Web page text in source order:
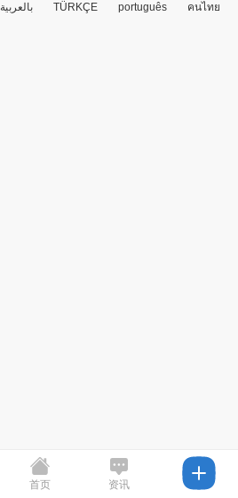
بالعربية
TÜRKÇE português คนไทย
首页 资讯